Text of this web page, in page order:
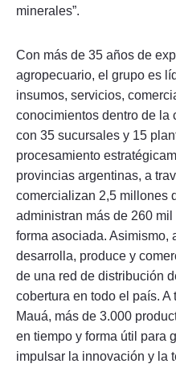
minerales”.
Con más de 35 años de
agropecuario, el grupo es
insumos, servicios,
conocimientos dentro de la
con 35 sucursales y 15
procesamiento
provincias argentinas, a
comercializan 2,5 millones
administran más de 260
forma asociada. Asimismo,
desarrolla, produce y
de una red de distribución
cobertura en todo el país. A
Mauá, más de 3.000
en tiempo y forma útil para
impulsar la innovación y la